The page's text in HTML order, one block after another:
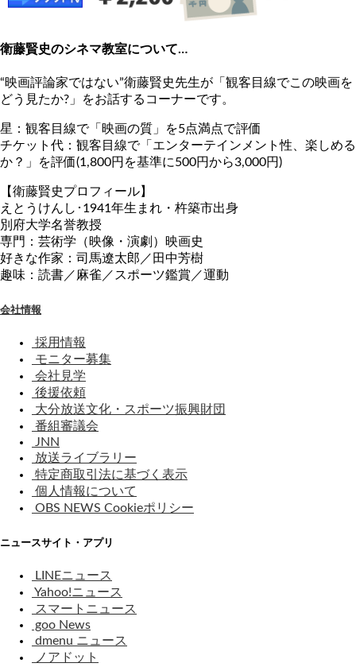
衛藤賢史のシネマ教室について…
“映画評論家ではない”衛藤賢史先生が「観客目線でこの映画を
どう見たか?」をお話するコーナーです。
星：観客目線で「映画の質」を5点満点で評価
チケット代：観客目線で「エンターテインメント性、楽しめる
か？」を評価(1,800円を基準に500円から3,000円)
【衛藤賢史プロフィール】
えとうけんし･1941年生まれ・杵築市出身
別府大学名誉教授
専門：芸術学（映像・演劇）映画史
好きな作家：司馬遼太郎／田中芳樹
趣味：読書／麻雀／スポーツ鑑賞／運動
会社情報
採用情報
モニター募集
会社見学
後援依頼
大分放送文化・スポーツ振興財団
番組審議会
JNN
放送ライブラリー
特定商取引法に基づく表示
個人情報について
OBS NEWS Cookieポリシー
ニュースサイト・アプリ
LINEニュース
Yahoo!ニュース
スマートニュース
goo News
dmenu ニュース
ノアドット